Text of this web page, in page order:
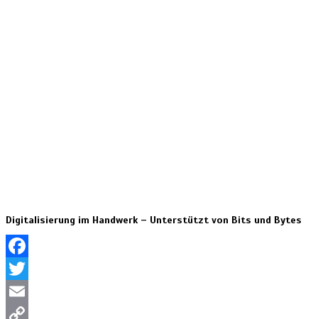
Digitalisierung im Handwerk – Unterstützt von Bits und Bytes
Facebook
Twitter
Email